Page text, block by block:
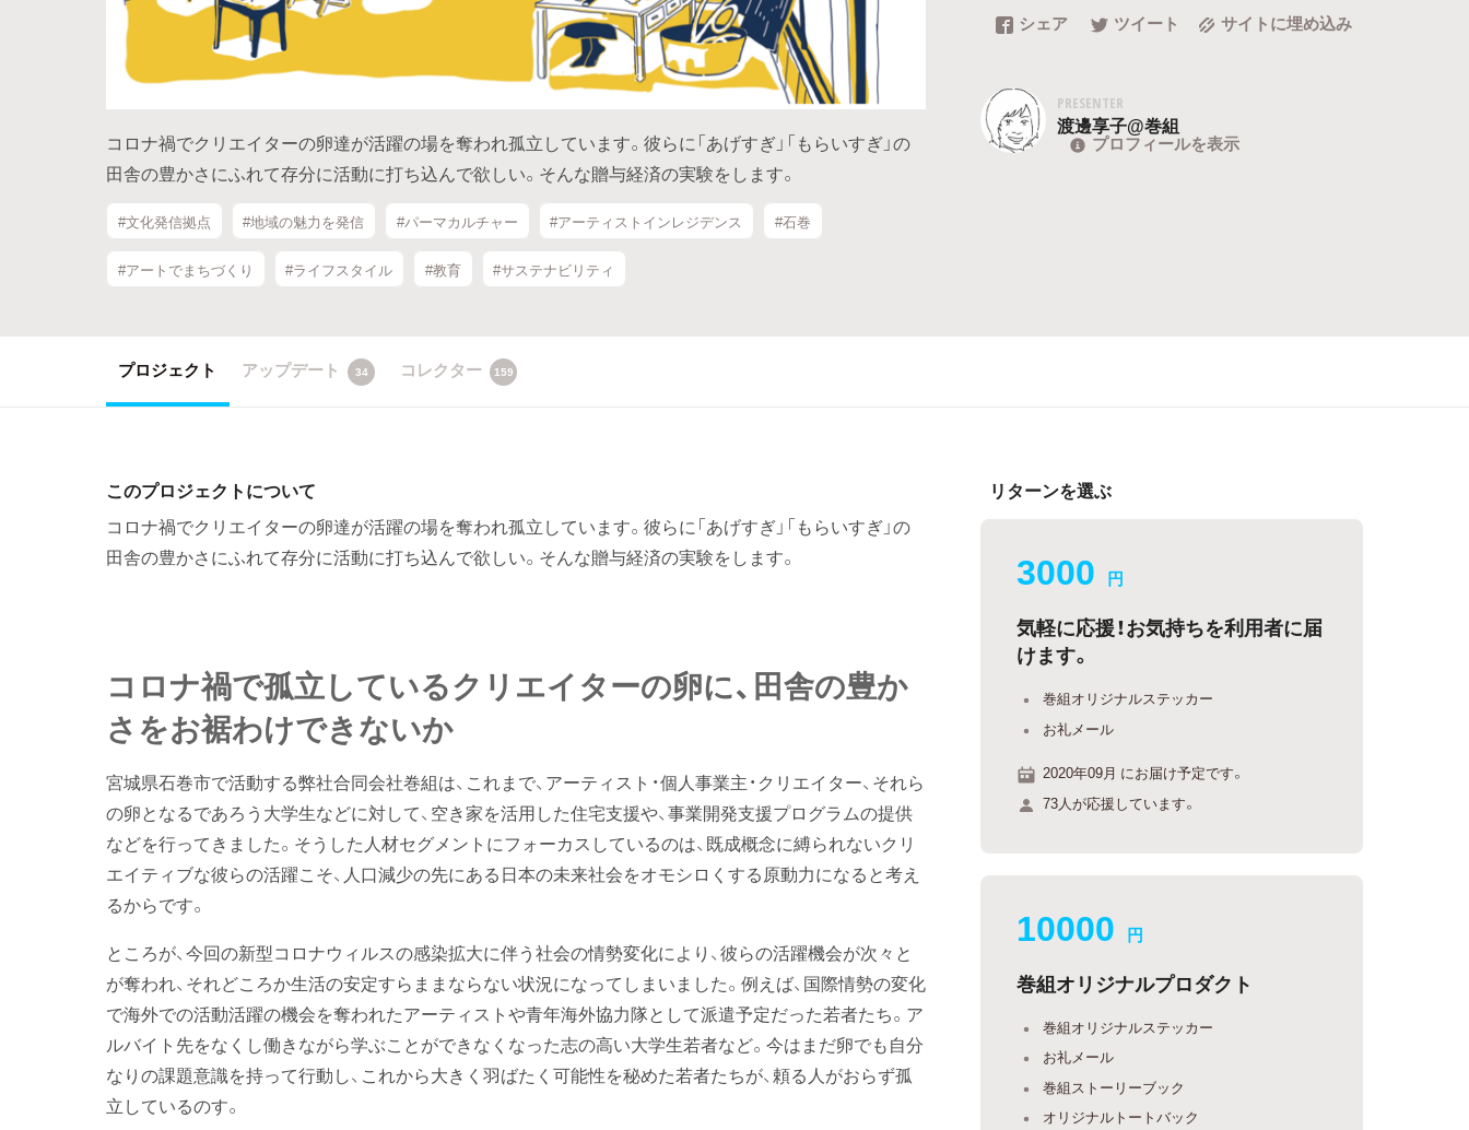
コロナ禍でクリエイターの卵達が活躍の場を奪われ孤立しています。彼らに「あげすぎ」「もらいすぎ」の
田舎の豊かさにふれて存分に活動に打ち込んで欲しい。そんな贈与経済の実験をします。
#文化発信拠点 #地域の魅力を発信 #パーマカルチャー #アーティストインレジデンス #石巻
#アートでまちづくり #ライフスタイル #教育 #サステナビリティ
シェア ツイート サイトに埋め込み
PRESENTER
渡邊享子@巻組
プロフィールを表示
プロジェクト アップデート 34 コレクター 159
このプロジェクトについて
コロナ禍でクリエイターの卵達が活躍の場を奪われ孤立しています。彼らに「あげすぎ」「もらいすぎ」の
田舎の豊かさにふれて存分に活動に打ち込んで欲しい。そんな贈与経済の実験をします。
コロナ禍で孤立しているクリエイターの卵に、田舎の豊か
さをお裾わけできないか
宮城県石巻市で活動する弊社合同会社巻組は、これまで、アーティスト・個人事業主・クリエイター、それら
の卵となるであろう大学生などに対して、空き家を活用した住宅支援や、事業開発支援プログラムの提供
などを行ってきました。そうした人材セグメントにフォーカスしているのは、既成概念に縛られないクリ
エイティブな彼らの活躍こそ、人口減少の先にある日本の未来社会をオモシロくする原動力になると考え
るからです。
ところが、今回の新型コロナウィルスの感染拡大に伴う社会の情勢変化により、彼らの活躍機会が次々と
が奪われ、それどころか生活の安定すらままならない状況になってしまいました。例えば、国際情勢の変化
で海外での活動活躍の機会を奪われたアーティストや青年海外協力隊として派遣予定だった若者たち。ア
ルバイト先をなくし働きながら学ぶことができなくなった志の高い大学生若者など。今はまだ卵でも自分
なりの課題意識を持って行動し、これから大きく羽ばたく可能性を秘めた若者たちが、頼る人がおらず孤
立しているのす。
リターンを選ぶ
3000 円
気軽に応援！お気持ちを利用者に届
けます。
巻組オリジナルステッカー
お礼メール
2020年09月 にお届け予定です。
73人が応援しています。
10000 円
巻組オリジナルプロダクト
巻組オリジナルステッカー
お礼メール
巻組ストーリーブック
オリジナルトートバック